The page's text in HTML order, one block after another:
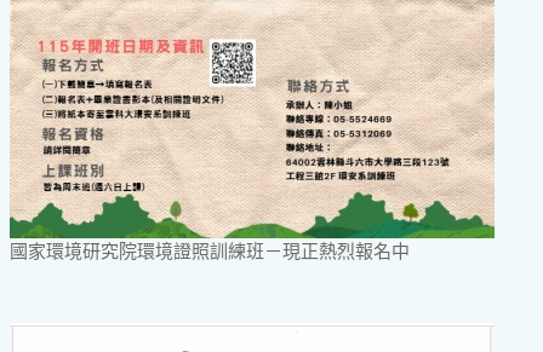
國家環境研究院環境證照訓練班－現正熱烈報名中